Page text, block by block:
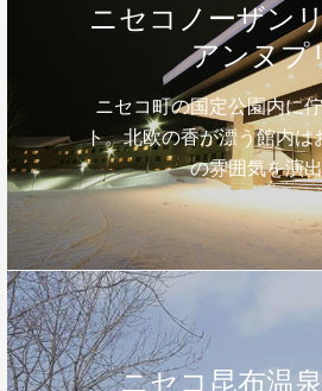
ニセコノーザン
アンヌプ
ニセコ町の国定公園内に
ト。北欧の香が漂う館内は
の雰囲気を演
ニセコ昆布温